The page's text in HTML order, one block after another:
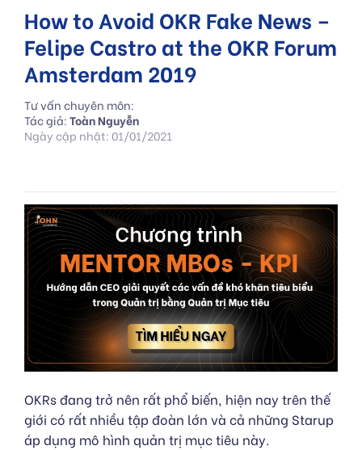
How to Avoid OKR Fake News –
Felipe Castro at the OKR Forum
Amsterdam 2019
Tư vấn chuyên môn:
Tác giả:Toàn Nguyễn
Ngày cập nhật: 01/01/2021
OKRs đang trở nên rất phổ biến, hiện nay trên thế
giới có rất nhiều tập đoàn lớn và cả những Starup
áp dụng mô hình quản trị mục tiêu này.